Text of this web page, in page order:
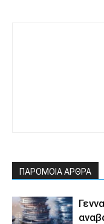
ΠΑΡΟΜΟΙΑ ΑΡΘΡΑ